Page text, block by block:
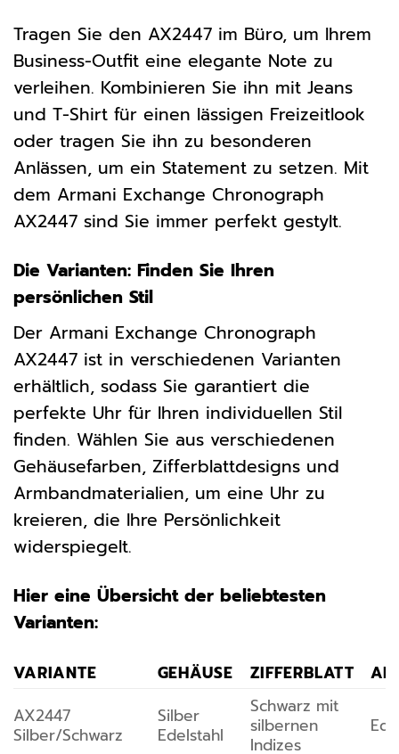
Tragen Sie den AX2447 im Büro, um Ihrem
Business-Outfit eine elegante Note zu
verleihen. Kombinieren Sie ihn mit Jeans
und T-Shirt für einen lässigen Freizeitlook
oder tragen Sie ihn zu besonderen
Anlässen, um ein Statement zu setzen. Mit
dem Armani Exchange Chronograph
AX2447 sind Sie immer perfekt gestylt.
Die Varianten: Finden Sie Ihren
persönlichen Stil
Der Armani Exchange Chronograph
AX2447 ist in verschiedenen Varianten
erhältlich, sodass Sie garantiert die
perfekte Uhr für Ihren individuellen Stil
finden. Wählen Sie aus verschiedenen
Gehäusefarben, Zifferblattdesigns und
Armbandmaterialien, um eine Uhr zu
kreieren, die Ihre Persönlichkeit
widerspiegelt.
Hier eine Übersicht der beliebtesten
Varianten:
VARIANTE GEHÄUSE ZIFFERBLATT
AX2447
Silber/Schwarz
Silber
Edelstahl
Schwarz mit
silbernen
Indizes